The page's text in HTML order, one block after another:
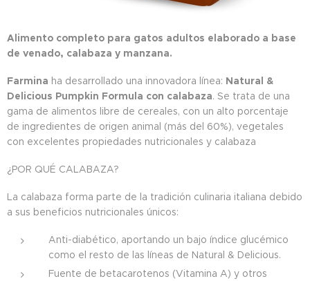
Alimento completo para gatos adultos elaborado a base
de venado, calabaza y manzana.
Farmina ha desarrollado una innovadora línea: Natural &
Delicious Pumpkin Formula con calabaza. Se trata de una
gama de alimentos libre de cereales, con un alto porcentaje
de ingredientes de origen animal (más del 60%), vegetales
con excelentes propiedades nutricionales y calabaza
¿POR QUÉ CALABAZA?
La calabaza forma parte de la tradición culinaria italiana debido
a sus beneficios nutricionales únicos:
Anti-diabético, aportando un bajo índice glucémico
como el resto de las líneas de Natural & Delicious.
Fuente de betacarotenos (Vitamina A) y otros